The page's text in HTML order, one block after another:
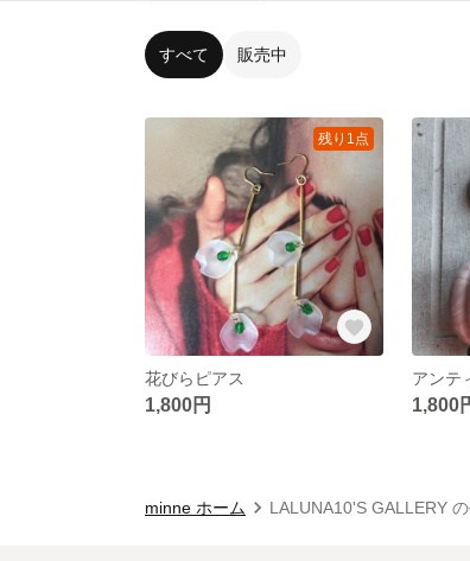
すべて 販売中
残り1点
花びらピアス
1,800円
アンテ
1,800
minne ホーム LALUNA10'S GALLERY